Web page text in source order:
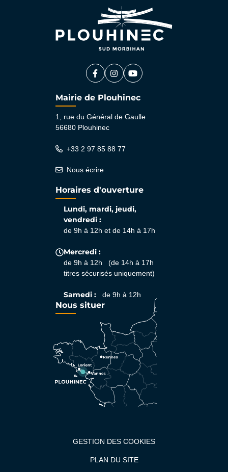
Facebook
(ouverture dans un nouvel onglet)
Instagram
(ouverture dans un nouvel
YouTube
(ouverture dans un
Mairie de Plouhinec
1, rue du Général de Gaulle
56680 Plouhinec
+33 2 97 85 88 77
Nous écrire
Horaires d'ouverture
Lundi, mardi, jeudi,
vendredi :
de 9h à 12h et de 14h à 17h
Mercredi :
de 9h à 12h (de 14h à 17h
titres sécurisés uniquement)
Samedi : de 9h à 12h
Nous situer
GESTION DES COOKIES
PLAN DU SITE